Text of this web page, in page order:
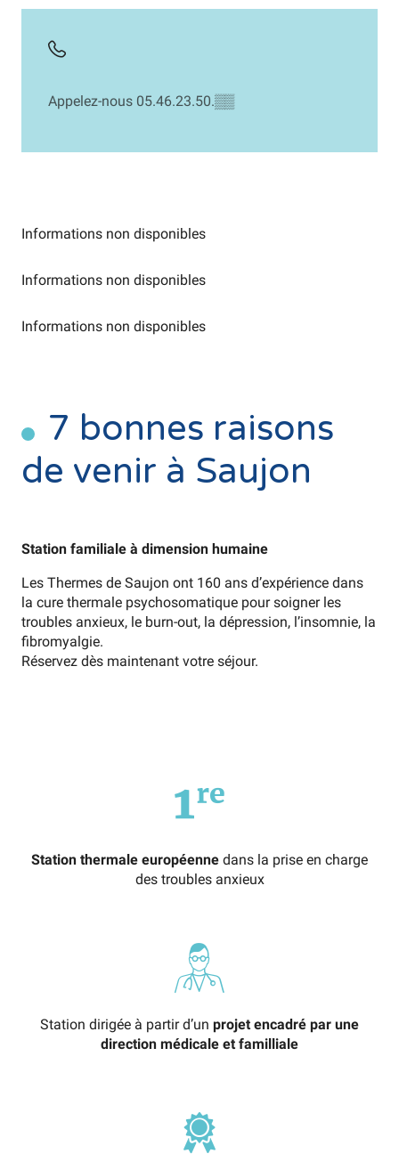
Appelez-nous 05.46.23.50.▒▒
Informations non disponibles
Informations non disponibles
Informations non disponibles
7 bonnes raisons
de venir à Saujon
Station familiale à dimension humaine
Les Thermes de Saujon ont 160 ans d’expérience dans
la cure thermale psychosomatique pour soigner les
troubles anxieux, le burn-out, la dépression, l’insomnie, la
fibromyalgie.
Réservez dès maintenant votre séjour.
Station thermale européenne dans la prise en charge
des troubles anxieux
Station dirigée à partir d’un projet encadré par une
direction médicale et familliale